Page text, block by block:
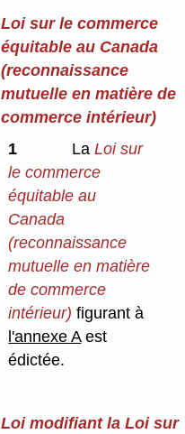
Loi sur le commerce
équitable au Canada
(reconnaissance
mutuelle en matière de
commerce intérieur)
1
La Loi sur
le commerce
équitable au
Canada
(reconnaissance
mutuelle en matière
de commerce
intérieur) figurant à
l'annexe Aest
édictée.
Loi modifiant la Loi sur